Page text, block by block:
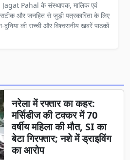
Pahal के संस्थापक, मालिक एवं
और जनहित से जुड़ी पत्रकारिता के लिए
दुनिया की सच्ची और विश्वसनीय खबरें पाठकों
नरेला में रफ्तार का कहर:
मर्सिडीज की टक्कर में 70
वर्षीय महिला की मौत, SI का
बेटा गिरफ्तार; नशे में ड्राइविंग
का आरोप